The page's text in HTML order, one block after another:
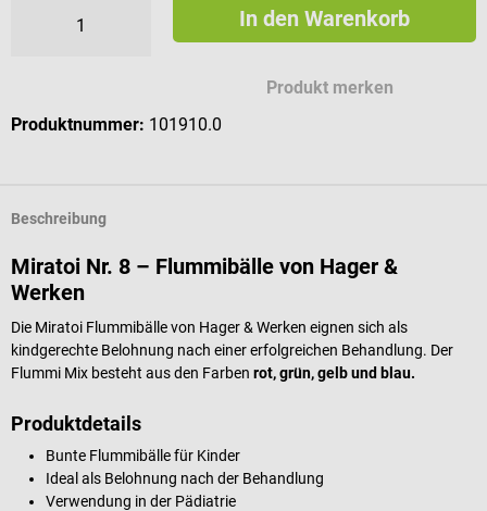
In den Warenkorb
Produkt merken
Produktnummer: 101910.0
Beschreibung
Miratoi Nr. 8 – Flummibälle von Hager &
Werken
Die Miratoi Flummibälle von Hager & Werken eignen sich als
kindgerechte Belohnung nach einer erfolgreichen Behandlung. Der
Flummi Mix besteht aus den Farben rot, grün, gelb und blau.
Produktdetails
Bunte Flummibälle für Kinder
Ideal als Belohnung nach der Behandlung
Verwendung in der Pädiatrie